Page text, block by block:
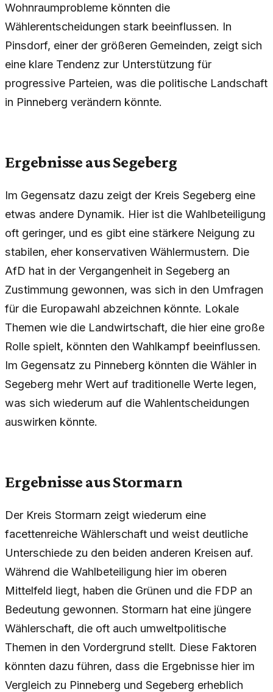
Wohnraumprobleme könnten die
Wählerentscheidungen stark beeinflussen. In
Pinsdorf, einer der größeren Gemeinden, zeigt sich
eine klare Tendenz zur Unterstützung für
progressive Parteien, was die politische Landschaft
in Pinneberg verändern könnte.
Ergebnisse aus Segeberg
Im Gegensatz dazu zeigt der Kreis Segeberg eine
etwas andere Dynamik. Hier ist die Wahlbeteiligung
oft geringer, und es gibt eine stärkere Neigung zu
stabilen, eher konservativen Wählermustern. Die
AfD hat in der Vergangenheit in Segeberg an
Zustimmung gewonnen, was sich in den Umfragen
für die Europawahl abzeichnen könnte. Lokale
Themen wie die Landwirtschaft, die hier eine große
Rolle spielt, könnten den Wahlkampf beeinflussen.
Im Gegensatz zu Pinneberg könnten die Wähler in
Segeberg mehr Wert auf traditionelle Werte legen,
was sich wiederum auf die Wahlentscheidungen
auswirken könnte.
Ergebnisse aus Stormarn
Der Kreis Stormarn zeigt wiederum eine
facettenreiche Wählerschaft und weist deutliche
Unterschiede zu den beiden anderen Kreisen auf.
Während die Wahlbeteiligung hier im oberen
Mittelfeld liegt, haben die Grünen und die FDP an
Bedeutung gewonnen. Stormarn hat eine jüngere
Wählerschaft, die oft auch umweltpolitische
Themen in den Vordergrund stellt. Diese Faktoren
könnten dazu führen, dass die Ergebnisse hier im
Vergleich zu Pinneberg und Segeberg erheblich